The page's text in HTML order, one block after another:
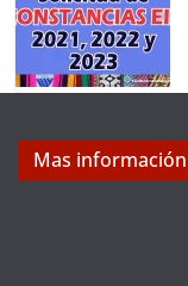
Mas información